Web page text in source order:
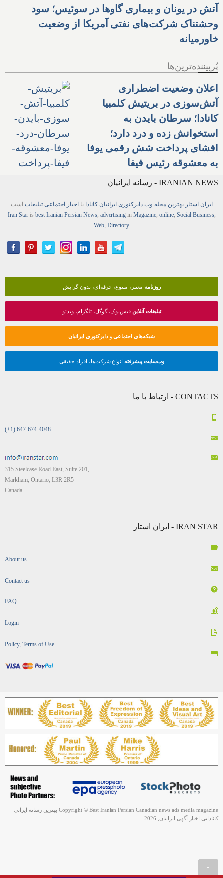
آتش در یونان و بیماری گاوها در سوئیس؛ سود
وحشتناک شرکت‌های نفتی آمریکا از وضعیت
خاورمیانه
پُربیننده‌ترین‌ها
اعلان وضعیت اضطراری
آتش‌سوزی در بریتیش کلمبیا
کانادا؛ سرطان بایدن به
استخوانش زده و درد دارد؛
افشای پرداخت شش رقمی یوفا
به معشوقه رئیس فیفا
IRANIAN NEWS - رسانه ایرانیان
ایران استار بهترین مجله وب دایرکتوری ایرانیان کانادا بااخبار اجتماعی تبلیغات است
Iran Staris best Iranian Persian News, advertisingin Magazine, online, Social Business,
Web Directory
روزنامه معتبر، متنوع، حرفه‌ای، بدون گرایش
تبلیغات آنلاینفیس‌بوک، گوگل، تلگرام، ویدئو
شبکه‌های اجتماعی و دایرکتوری ایرانیان
وب‌سایت پیشرفته انواع شرکت‌ها، افراد حقیقی
CONTACTS - ارتباط با ما
(+1) 647-674-4048
315 Steelcase Road East, Suite 201,
Markham, Ontario, L3R 2R5
Canada
IRAN STAR - ایران استار
About us
Contact us
FAQ
Login
Policy, Terms of Use
Copyright © Best Iranian Persian Canadian news ads media magazine بهترین رسانه ایرانی
کانادایی اخبار آگهی ایرانیان, 2026